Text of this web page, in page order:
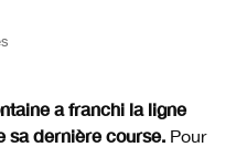
a franchi la ligne
sa dernière course. Pour